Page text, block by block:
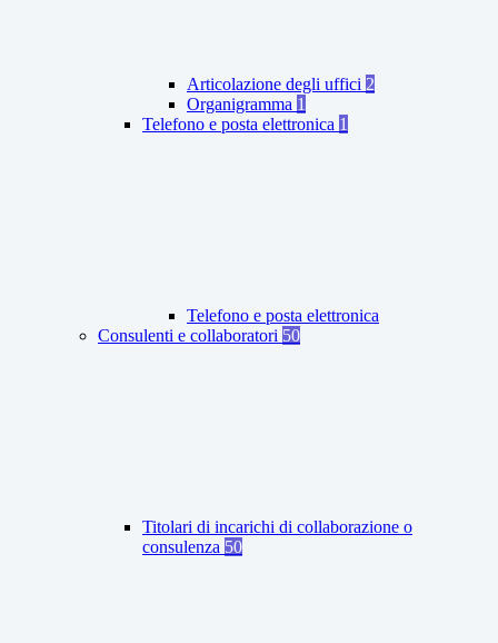
Articolazione degli uffici 2
Organigramma 1
Telefono e posta elettronica 1
Telefono e posta elettronica
Consulenti e collaboratori 50
Titolari di incarichi di collaborazione o
consulenza 50